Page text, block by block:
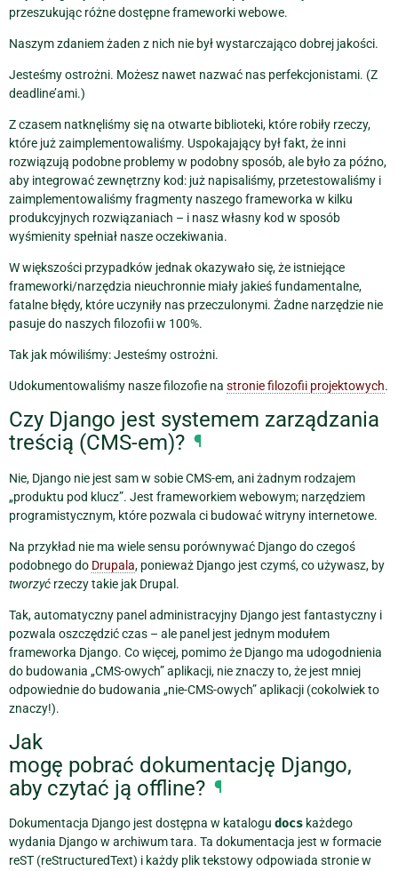
przeszukując różne dostępne frameworki webowe.
Naszym zdaniem żaden z nich nie był wystarczająco dobrej jakości.
Jesteśmy ostrożni. Możesz nawet nazwać nas perfekcjonistami. (Z
deadline’ami.)
Z czasem natknęliśmy się na otwarte biblioteki, które robiły rzeczy,
które już zaimplementowaliśmy. Uspokajający był fakt, że inni
rozwiązują podobne problemy w podobny sposób, ale było za późno,
aby integrować zewnętrzny kod: już napisaliśmy, przetestowaliśmy i
zaimplementowaliśmy fragmenty naszego frameworka w kilku
produkcyjnych rozwiązaniach – i nasz własny kod w sposób
wyśmienity spełniał nasze oczekiwania.
W większości przypadków jednak okazywało się, że istniejące
frameworki/narzędzia nieuchronnie miały jakieś fundamentalne,
fatalne błędy, które uczyniły nas przeczulonymi. Żadne narzędzie nie
pasuje do naszych filozofii w 100%.
Tak jak mówiliśmy: Jesteśmy ostrożni.
Udokumentowaliśmy nasze filozofie na stronie filozofii projektowych.
Czy Django jest systemem zarządzania
treścią (CMS-em)? ¶
Nie, Django nie jest sam w sobie CMS-em, ani żadnym rodzajem
„produktu pod klucz”. Jest frameworkiem webowym; narzędziem
programistycznym, które pozwala ci budować witryny internetowe.
Na przykład nie ma wiele sensu porównywać Django do czegoś
podobnego do Drupala, ponieważ Django jest czymś, co używasz, by
tworzyć rzeczy takie jak Drupal.
Tak, automatyczny panel administracyjny Django jest fantastyczny i
pozwala oszczędzić czas – ale panel jest jednym modułem
frameworka Django. Co więcej, pomimo że Django ma udogodnienia
do budowania „CMS-owych” aplikacji, nie znaczy to, że jest mniej
odpowiednie do budowania „nie-CMS-owych” aplikacji (cokolwiek to
znaczy!).
Jak
mogę pobrać dokumentację Django,
aby czytać ją offline? ¶
Dokumentacja Django jest dostępna w katalogu docs każdego
wydania Django w archiwum tara. Ta dokumentacja jest w formacie
reST (reStructuredText) i każdy plik tekstowy odpowiada stronie w